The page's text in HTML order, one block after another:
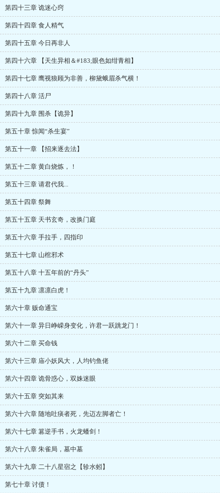
第四十三章 诡迷心窍
第四十四章 食人精气
第四十五章 今日再非人
第四十六章 【天生异相＆#183;眼色如绀青相】
第四十七章 鹰视狼顾为非善，柳黛蛾眉杀气横！
第四十八章 活尸
第四十九章 围杀【诡异】
第五十章 惊闻“杀生宴”
第五十一章 【招来逐去法】
第五十二章 黄白烧炼，！
第五十三章 请君代我...
第五十四章 祭舞
第五十五章 天书玄奇，改换门庭
第五十六章 手拉手，四指印
第五十七章 山棺邪术
第五十八章 十五年前的“丹头”
第五十九章 凛凛白虎！
第六十章 贩命通宝
第六十一章 异日峥嵘身变化，许君一跃跳龙门！
第六十二章 买命钱
第六十三章 庙小妖风大，人均钓鱼佬
第六十四章 诡骨惑心，双姝迷眼
第六十五章 突如其来
第六十六章 随地吐痰者死，先迈左脚者亡！
第六十七章 篡逆手书，火龙蟠剑！
第六十八章 朱雀局，墓中墓
第六十九章 二十八星宿之【轸水蚓】
第七十章 讨债！